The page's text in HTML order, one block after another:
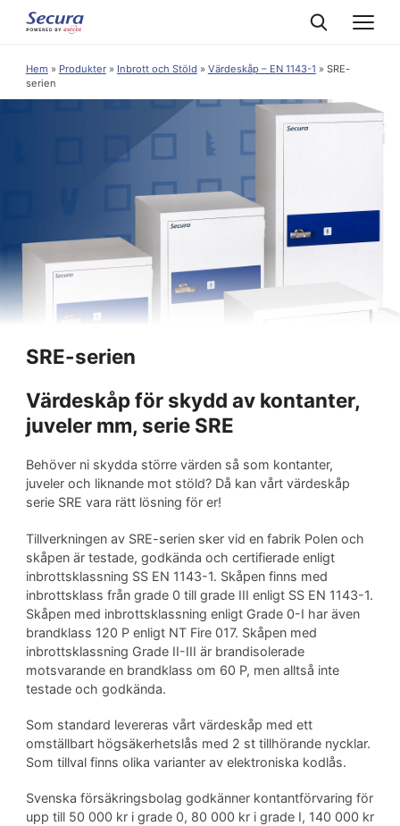
Hem » Produkter» Inbrott och Stöld » Värdeskåp – EN 1143-1 » SRE-
serien
SRE-serien
Värdeskåp för skydd av kontanter,
juveler mm, serie SRE
Behöver ni skydda större värden så som kontanter,
juveler och liknande mot stöld? Då kan vårt värdeskåp
serie SRE vara rätt lösning för er!
Tillverkningen av SRE-serien sker vid en fabrik Polen och
skåpen är testade, godkända och certifierade enligt
inbrottsklassning SS EN 1143-1. Skåpen finns med
inbrottsklass från grade 0 till grade III enligt SS EN 1143-1.
Skåpen med inbrottsklassning enligt Grade 0-I har även
brandklass 120 P enligt NT Fire 017. Skåpen med
inbrottsklassning Grade II-III är brandisolerade
motsvarande en brandklass om 60 P, men alltså inte
testade och godkända.
Som standard levereras vårt värdeskåp med ett
omställbart högsäkerhetslås med 2 st tillhörande nycklar.
Som tillval finns olika varianter av elektroniska kodlås.
Svenska försäkringsbolag godkänner kontantförvaring för
upp till 50 000 kr i grade 0, 80 000 kr i grade I, 140 000 kr